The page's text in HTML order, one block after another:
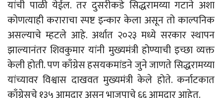
यांची पाळी येईल. तर दुसरीकडे सिद्धरामय्या गटाने अशा
कोणत्याही कराराचा स्पष्ट इन्कार केला असून तो काल्पनिक
असल्याचे म्हटले आहे. अर्थात २०२३ मध्ये सरकार स्थापन
झाल्यानंतर शिवकुमार यांनी मुख्यमंत्री होण्याची इच्छा व्यक्त
केली होती. पण काँग्रेस हसयकमांडने जुने जाणते सिद्धरामय्या
यांच्यावर विश्वास दाखवत मुख्यमंत्री केले होते. कर्नाटकात